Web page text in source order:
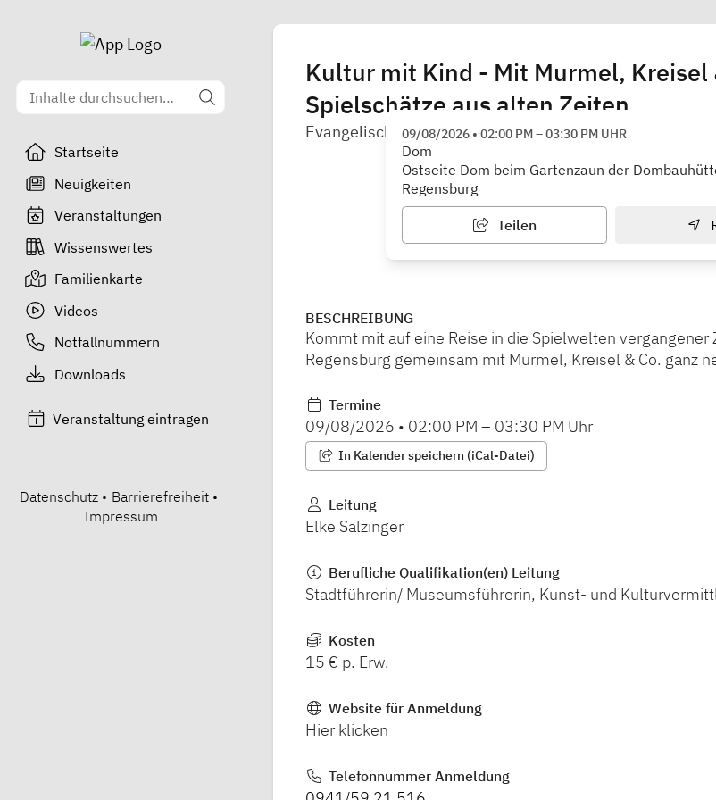
Startseite
Neuigkeiten
Veranstaltungen
Wissenswertes
Familienkarte
Videos
Notfallnummern
Downloads
Veranstaltung eintragen
Datenschutz • Barrierefreiheit •
Impressum
Kultur mit Kind - Mit Murmel, Kreisel
Spielschätze aus alten Zeiten
Evangelisches Bildungswerk Regensburg e.V.
09/08/2026 • 02:00 PM–03:30 PM UHR
Dom
Ostseite Dom beim Gartenzaun der
Regensburg
Teilen
BESCHREIBUNG
Kommt mit auf eine Reise in die Spielwelten
Regensburg gemeinsam mit Murmel, Kreisel & Co. ganz
Termine
09/08/2026 • 02:00 PM – 03:30 PM Uhr
In Kalender speichern (iCal-Datei)
Leitung
Elke Salzinger
Berufliche Qualifikation(en) Leitung
Stadtführerin/ Museumsführerin, Kunst- und
Kosten
15 € p. Erw.
Website für Anmeldung
Hier klicken
Telefonnummer Anmeldung